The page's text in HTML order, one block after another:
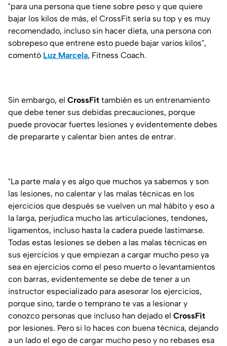
"para una persona que tiene sobre peso y que quiere
bajar los kilos de más, el CrossFit sería su top y es muy
recomendado, incluso sin hacer dieta, una persona con
sobrepeso que entrene esto puede bajar varios kilos",
comentó Luz Marcela, Fitness Coach.
Sin embargo, el CrossFit también es un entrenamiento
que debe tener sus debidas precauciones, porque
puede provocar fuertes lesiones y evidentemente debes
de prepararte y calentar bien antes de entrar.
"La parte mala y es algo que muchos ya sabemos y son
las lesiones, no calentar y las malas técnicas en los
ejercicios que después se vuelven un mal hábito y eso a
la larga, perjudica mucho las articulaciones, tendones,
ligamentos, incluso hasta la cadera puede lastimarse.
Todas estas lesiones se deben a las malas técnicas en
sus ejercicios y que empiezan a cargar mucho peso ya
sea en ejercicios como el peso muerto o levantamientos
con barras, evidentemente se debe de tener a un
instructor especializado para asesorar los ejercicios,
porque sino, tarde o temprano te vas a lesionar y
conozco personas que incluso han dejado el CrossFit
por lesiones. Pero si lo haces con buena técnica, dejando
a un lado el ego de cargar mucho peso y no rebases esa